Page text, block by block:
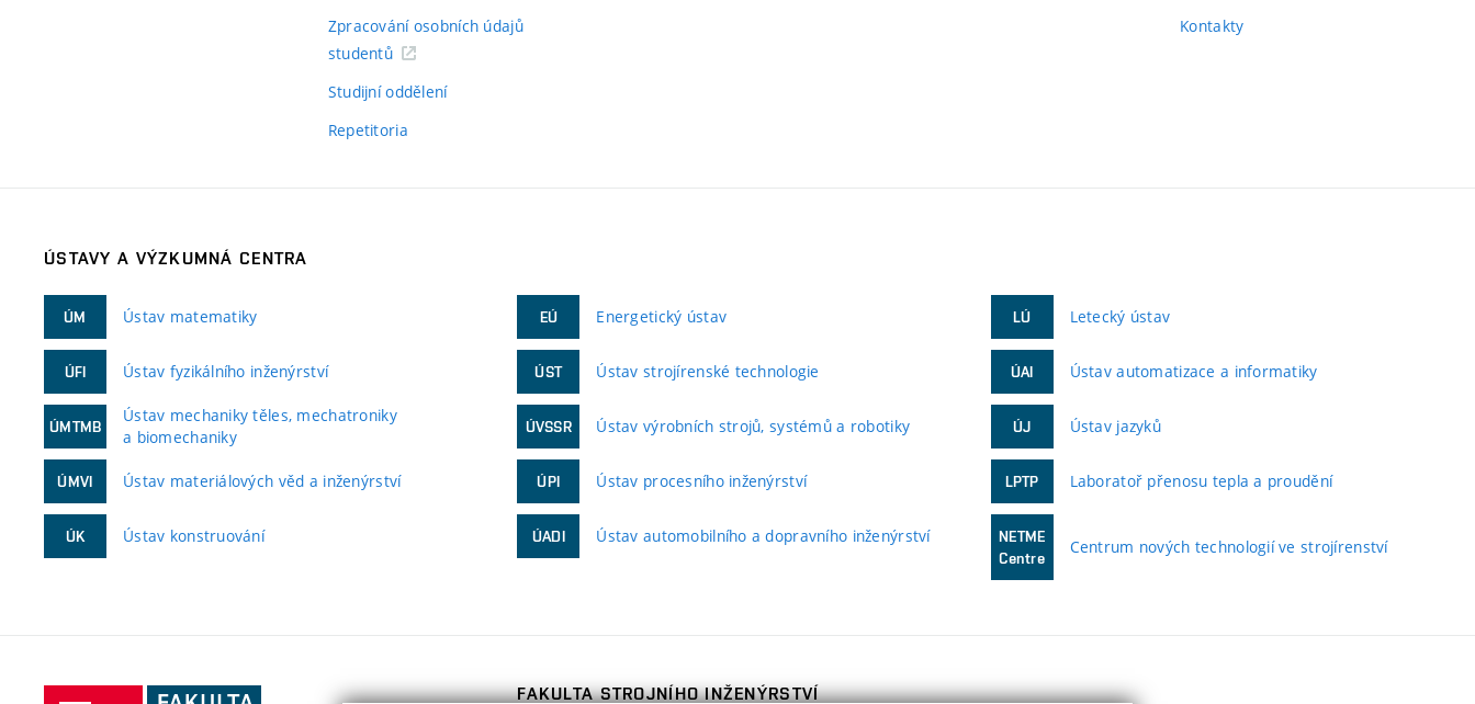
Zpracování osobních údajů
studentů
Studijní oddělení
Repetitoria
Kontakty
ÚSTAVY A VÝZKUMNÁ CENTRA
ÚM Ústav matematiky
ÚFI Ústav fyzikálního inženýrství
ÚMTMB
Ústav mechaniky těles, mechatroniky
a biomechaniky
ÚMVI Ústav materiálových věd a inženýrství
ÚK Ústav konstruování
EÚ Energetický ústav
ÚST Ústav strojírenské technologie
ÚVSSR Ústav výrobních strojů, systémů a robotiky
ÚPI Ústav procesního inženýrství
ÚADI Ústav automobilního a dopravního inženýrství
LÚ Letecký ústav
ÚAI Ústav automatizace a informatiky
ÚJ Ústav jazyků
LPTP Laboratoř přenosu tepla a proudění
NETME
Centre
Centrum nových technologií ve strojírenství
Fakulta FAKULTA STROJNÍHO INŽENÝRSTVÍ